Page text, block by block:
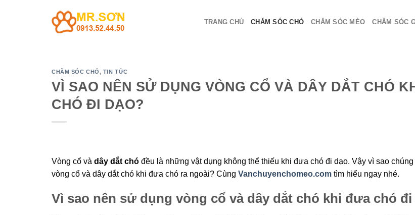
TRANG CHỦ CHĂM SÓC CHÓ CHĂM SÓC MÈO CHĂM SÓC
CHĂM SÓC CHÓ, TIN TỨC
VÌ SAO NÊN SỬ DỤNG VÒNG CỔ VÀ DÂY DẮT CHÓ
CHÓ ĐI DẠO?
Vòng cổ và dây dắt chó đều là những vật dụng không thể thiếu khi đưa chó đi dạo. Vậy vì sao
vòng cổ và dây dắt chó khi đưa chó ra ngoài? Cùng Vanchuyenchomeo.com tìm hiểu ngay nhé.
Vì sao nên sử dụng vòng cổ và dây dắt chó khi đưa chó đi